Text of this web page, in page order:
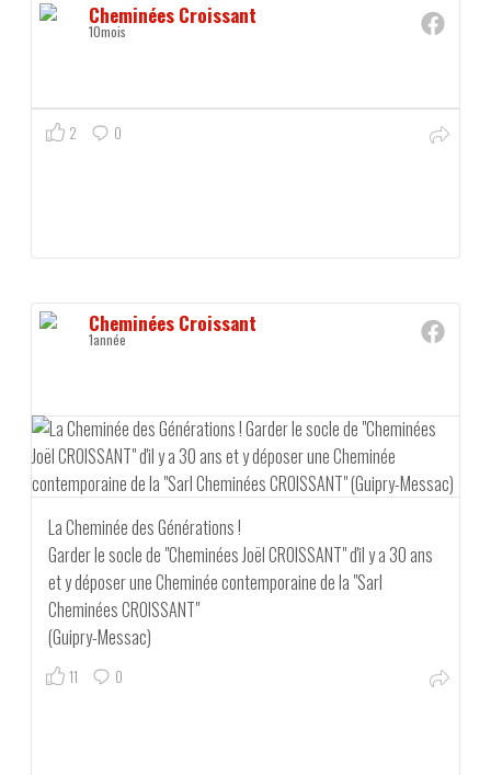
Cheminées Croissant
10mois
2 0
Cheminées Croissant
1année
La Cheminée des Générations !
Garder le socle de "Cheminées Joël CROISSANT" d'il y a 30 ans
et y déposer une Cheminée contemporaine de la "Sarl
Cheminées CROISSANT"
(Guipry-Messac)
11 0